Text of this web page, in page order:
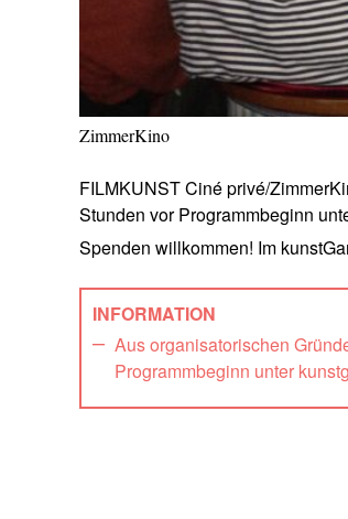
ZimmerKino
FILMKUNST Ciné privé/
Stunden vor Programmbeginn
Spenden willkommen! Im
INFORMATION
Aus organisatorischen
Programmbeginn unter